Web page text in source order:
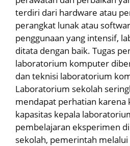
terdiri dari hardware atau
perangkat lunak atau
penggunaan yang intensif,
ditata dengan baik. Tugas
laboratorium komputer
dan teknisi laboratorium
Laboratorium sekolah
mendapat perhatian karena
kapasitas kepala
pembelajaran eksperimen
sekolah, pemerintah